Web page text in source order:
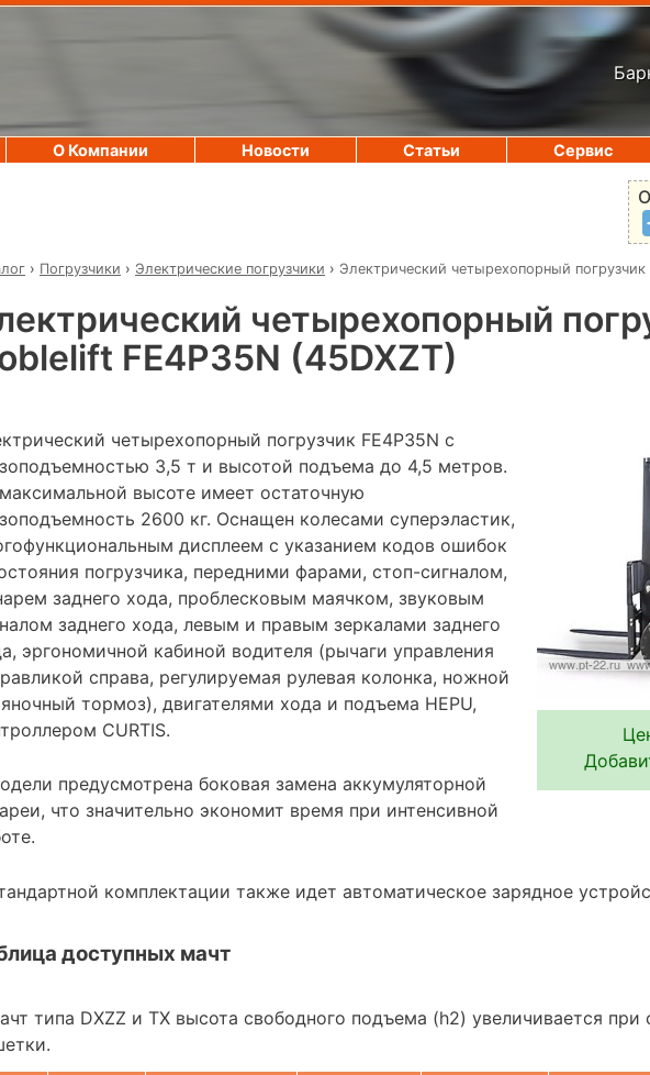
› Погрузчики › Электрические погрузчики › Электрический четырехопорный
четырехопорный
FE4P35N (45DXZT)
четырехопорный погрузчик FE4P35N с
3,5 т и высотой подъема до 4,5 метров.
высоте имеет остаточную
2600 кг. Оснащен колесами суперэластик,
дисплеем с указанием кодов ошибок
погрузчика, передними фарами, стоп-сигналом,
заднего хода, проблесковым маячком, звуковым
заднего хода, левым и правым зеркалами заднего
эргономичной кабиной водителя (рычаги управления
справа, регулируемая рулевая колонка, ножной
тормоз), двигателями хода и подъема HEPU,
CURTIS.
предусмотрена боковая замена аккумуляторной
что значительно экономит время при интенсивной
комплектации также идет автоматическое зарядное
доступных мачт
типа DXZZ и TX высота свободного подъема (h2) увеличивается при
О Компании Новости Статьи Сервис